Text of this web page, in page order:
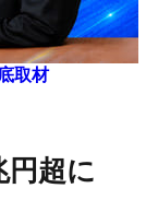
取材
円超に